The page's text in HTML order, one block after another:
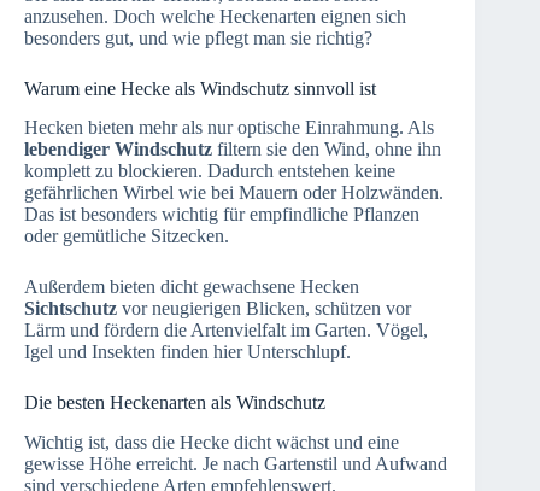
anzusehen. Doch welche Heckenarten eignen sich
besonders gut, und wie pflegt man sie richtig?
Warum eine Hecke als Windschutz sinnvoll ist
Hecken bieten mehr als nur optische Einrahmung. Als
lebendiger Windschutz filtern sie den Wind, ohne ihn
komplett zu blockieren. Dadurch entstehen keine
gefährlichen Wirbel wie bei Mauern oder Holzwänden.
Das ist besonders wichtig für empfindliche Pflanzen
oder gemütliche Sitzecken.
Außerdem bieten dicht gewachsene Hecken
Sichtschutz vor neugierigen Blicken, schützen vor
Lärm und fördern die Artenvielfalt im Garten. Vögel,
Igel und Insekten finden hier Unterschlupf.
Die besten Heckenarten als Windschutz
Wichtig ist, dass die Hecke dicht wächst und eine
gewisse Höhe erreicht. Je nach Gartenstil und Aufwand
sind verschiedene Arten empfehlenswert.